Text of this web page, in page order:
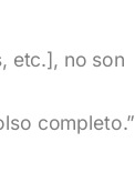
etc.], no son
completo.”